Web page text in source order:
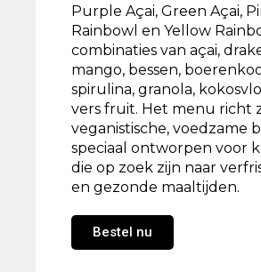
Purple Açai, Green Açai,
Rainbowl en Yellow
combinaties van açai,
mango, bessen,
spirulina, granola,
vers fruit. Het menu richt
veganistische, voedzame
speciaal ontworpen voor
die op zoek zijn naar
en gezonde maaltijden.
Bestel nu